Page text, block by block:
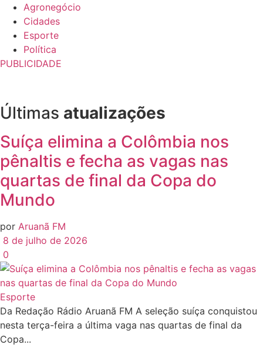
Agronegócio
Cidades
Esporte
Política
PUBLICIDADE
Últimas atualizações
Suíça elimina a Colômbia nos
pênaltis e fecha as vagas nas
quartas de final da Copa do
Mundo
por Aruanã FM
8 de julho de 2026
0
Esporte
Da Redação Rádio Aruanã FM A seleção suíça conquistou
nesta terça-feira a última vaga nas quartas de final da
Copa...